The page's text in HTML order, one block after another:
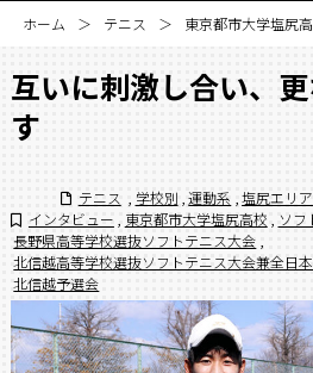
ホーム テニス 東京都市大学塩尻
互いに刺激し合い、
す
テニス
学校別 運動系 塩尻エリア
インタビュー , 東京都市大学塩尻高校 ソフ
長野県高等学校選抜ソフトテニス大会
北信越高等学校選抜ソフトテニス大会兼全日
北信越予選会